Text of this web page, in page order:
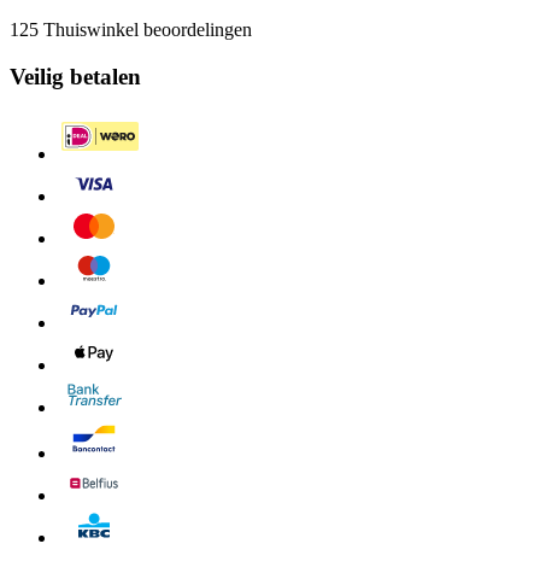
125 Thuiswinkel beoordelingen
Veilig betalen